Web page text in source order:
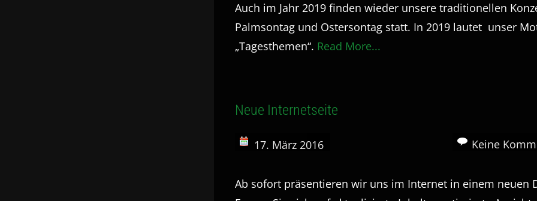
Auch im Jahr 2019 finden wieder unsere traditionellen
Palmsontag und Ostersontag statt. In 2019 lautet unser
„Tagesthemen“. Read More...
Neue Internetseite
17. März 2016 Keine
Ab sofort präsentieren wir uns im Internet in einem neuen